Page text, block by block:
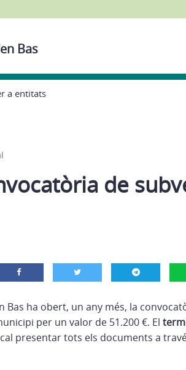
Bas
a entitats
de
Bas ha obert, un any més, la
per un valor de 51.200 €. El
presentar tots els documents a